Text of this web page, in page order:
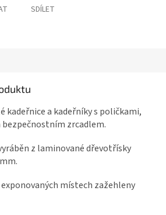
SDÍLET
kadeřnice a kadeřníky s poličkami,
zrcadlem.
z laminované dřevotřísky
exponovaných místech zažehleny